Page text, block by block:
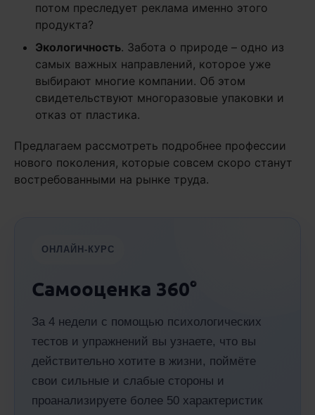
потом преследует реклама именно этого
продукта?
Экологичность. Забота о природе – одно из
самых важных направлений, которое уже
выбирают многие компании. Об этом
свидетельствуют многоразовые упаковки и
отказ от пластика.
Предлагаем рассмотреть подробнее профессии
нового поколения, которые совсем скоро станут
востребованными на рынке труда.
ОНЛАЙН-КУРС
Самооценка 360°
За 4 недели с помощью психологических
тестов и упражнений вы узнаете, что вы
действительно хотите в жизни, поймёте
свои сильные и слабые стороны и
проанализируете более 50 характеристик